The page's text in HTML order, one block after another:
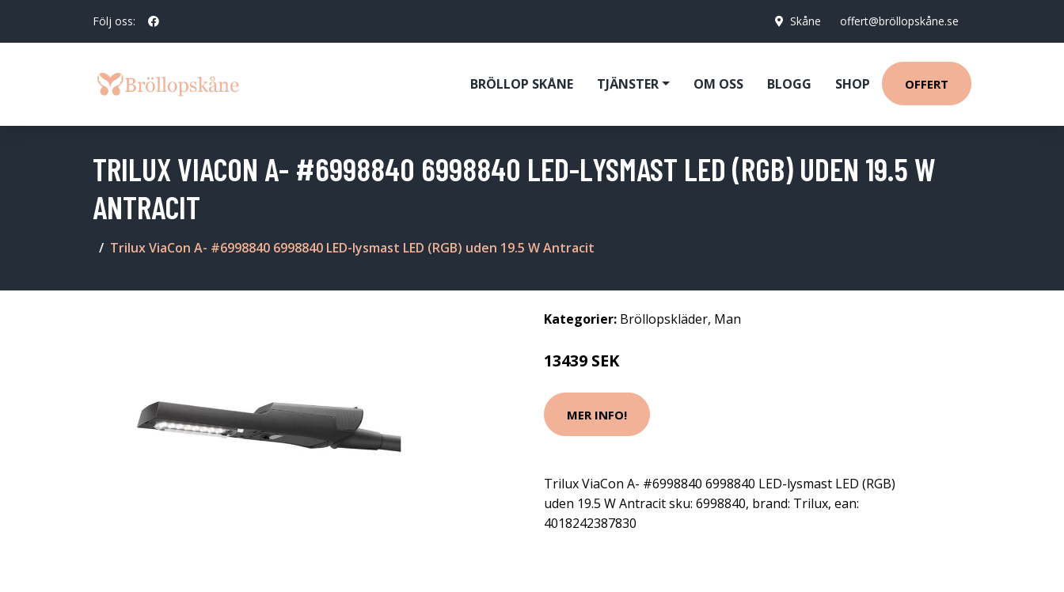
Följ oss: Skåne offert@bröllopskåne.se
BRÖLLOP SKÅNE TJÄNSTER OM OSS BLOGG SHOP OFFERT
TRILUX VIACON A- #6998840 6998840 LED-LYSMAST LED (RGB) UDEN 19.5 W
ANTRACIT
Trilux ViaCon A- #6998840 6998840 LED-lysmast LED (RGB) uden 19.5 W Antracit
Kategorier: Bröllopskläder, Man
13439 SEK
MER INFO!
Trilux ViaCon A- #6998840 6998840 LED-lysmast LED (RGB)
uden 19.5 W Antracit sku: 6998840, brand: Trilux, ean:
4018242387830